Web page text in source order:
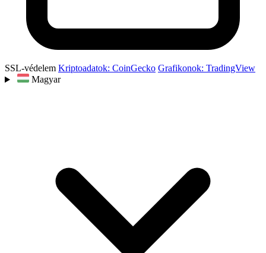
SSL-védelem Kriptoadatok: CoinGecko Grafikonok: TradingView
Magyar